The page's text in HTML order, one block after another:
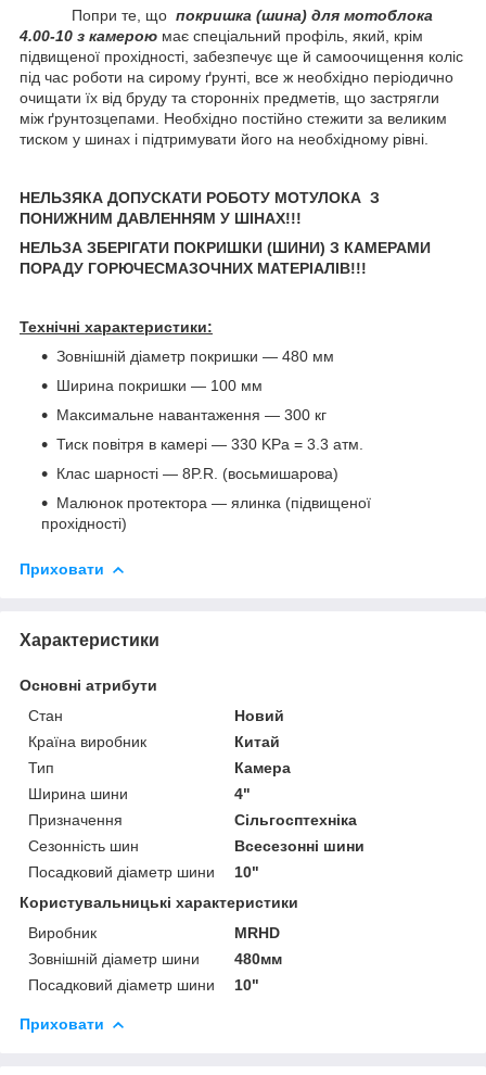
Попри те, що покришка (шина) для мотоблока
4.00-10 з камерою має спеціальний профіль, який, крім
підвищеної прохідності, забезпечує ще й самоочищення коліс
під час роботи на сирому ґрунті, все ж необхідно періодично
очищати їх від бруду та сторонніх предметів, що застрягли
між ґрунтозцепами. Необхідно постійно стежити за великим
тиском у шинах і підтримувати його на необхідному рівні.
НЕЛЬЗЯКА ДОПУСКАТИ РОБОТУ МОТУЛОКА З
ПОНИЖНИМ ДАВЛЕННЯМ У ШІНАХ!!!
НЕЛЬЗА ЗБЕРІГАТИ ПОКРИШКИ (ШИНИ) З КАМЕРАМИ
ПОРАДУ ГОРЮЧЕСМАЗОЧНИХ МАТЕРІАЛІВ!!!
Технічні характеристики:
Зовнішній діаметр покришки — 480 мм
Ширина покришки — 100 мм
Максимальне навантаження — 300 кг
Тиск повітря в камері — 330 KPa = 3.3 атм.
Клас шарності — 8P.R. (восьмишарова)
Малюнок протектора — ялинка (підвищеної
прохідності)
Приховати
Характеристики
Основні атрибути
Стан
Новий
Країна виробник
Китай
Тип
Камера
Ширина шини
4"
Призначення
Сільгосптехніка
Сезонність шин
Всесезонні шини
Посадковий діаметр шини
10"
Користувальницькі характеристики
Виробник
MRHD
Зовнішній діаметр шини
480мм
Посадковий діаметр шини
10"
Приховати